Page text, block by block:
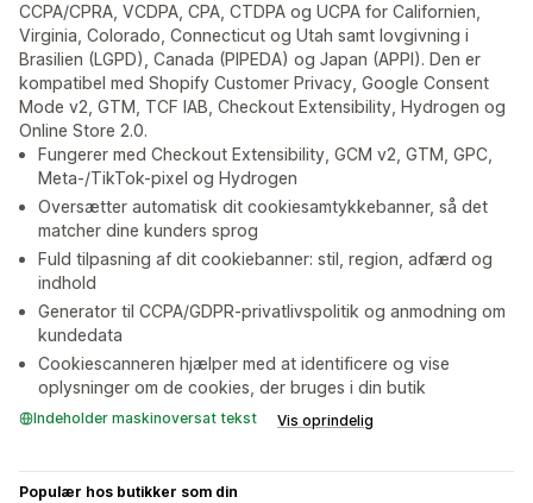
CCPA/CPRA, VCDPA, CPA, CTDPA og UCPA for Californien,
Virginia, Colorado, Connecticut og Utah samt lovgivning i
Brasilien (LGPD), Canada (PIPEDA) og Japan (APPI). Den er
kompatibel med Shopify Customer Privacy, Google Consent
Mode v2, GTM, TCF IAB, Checkout Extensibility, Hydrogen og
Online Store 2.0.
Fungerer med Checkout Extensibility, GCM v2, GTM, GPC,
Meta-/TikTok-pixel og Hydrogen
Oversætter automatisk dit cookiesamtykkebanner, så det
matcher dine kunders sprog
Fuld tilpasning af dit cookiebanner: stil, region, adfærd og
indhold
Generator til CCPA/GDPR-privatlivspolitik og anmodning om
kundedata
Cookiescanneren hjælper med at identificere og vise
oplysninger om de cookies, der bruges i din butik
Indeholder maskinoversat tekst Vis oprindelig
Populær hos butikker som din